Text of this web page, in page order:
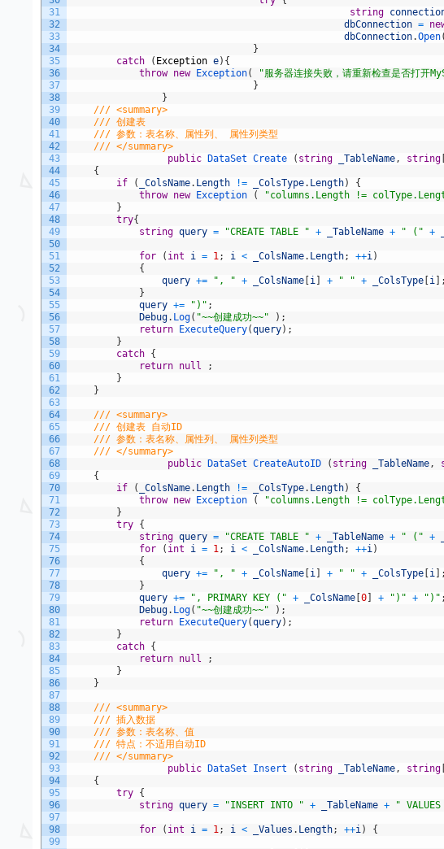
31
32
33
34
35
36
37
38
39
40
41
42
43
44
45
46
47
48
49
50
51
52
53
54
55
56
57
58
59
60
61
62
63
64
65
66
67
68
69
70
71
72
73
74
75
76
77
78
79
80
81
82
83
84
85
86
87
88
89
90
91
92
93
94
95
96
97
98
99
string
dbConnection =
dbConnection.Open(
}
catch
( Exception e) {
throw new Exception( "服务器连接失败，请重新检查是否打开
}
}
/// <summary>
/// 创建表
/// 参数：表名称、属性列、 属性列类型
/// </summary>
public
DataSet Create ( string _TableName, string
{
if
( _ColsName. Length != _ColsType. Length)
{
throw new Exception ( "columns.Length !=
}
try{
string query = "CREATE TABLE " + _TableName + " (" +
for ( int i = 1; i < _ColsName. Length; ++i)
{
query += ", " + _ColsName i + " " + _ColsType i
;
}
query += ")" ;
Debug. Log( "~~创建成功~~" ) ;
return
ExecuteQuery(query) ;
}
catch {
return null
;
}
}
/// <summary>
/// 创建表 自动ID
/// 参数：表名称、属性列、 属性列类型
/// </summary>
public
DataSet CreateAutoID ( string _TableName,
{
if
( _ColsName. Length != _ColsType. Length)
{
throw new Exception ( "columns.Length !=
}
try {
string query = "CREATE TABLE " + _TableName + " (" +
for
( int i = 1; i < _ColsName. Length; ++i)
{
query += ", " + _ColsName i + " " + _ColsType i
;
}
query += ", PRIMARY KEY (" + _ColsName [0 + ")" + ")" ;
Debug. Log( "~~创建成功~~" ) ;
return
ExecuteQuery(query) ;
}
catch {
return null
;
}
}
/// <summary>
/// 插入数据
/// 参数：表名称、值
/// 特点：不适用自动ID
/// </summary>
public
DataSet Insert ( string _TableName, string
{
try {
string query = "INSERT INTO " + _TableName + "
for ( int i = 1; i < _Values . Length; ++i) {